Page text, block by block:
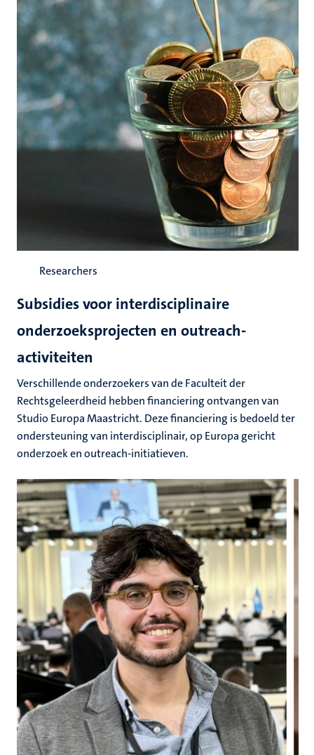
Researchers
Subsidies voor interdisciplinaire
onderzoeksprojecten en outreach-
activiteiten
Verschillende onderzoekers van de Faculteit der
Rechtsgeleerdheid hebben financiering ontvangen van
Studio Europa Maastricht. Deze financiering is bedoeld ter
ondersteuning van interdisciplinair, op Europa gericht
onderzoek en outreach-initiatieven.